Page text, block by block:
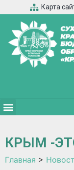
Карта
КРЫМ -
Главная >